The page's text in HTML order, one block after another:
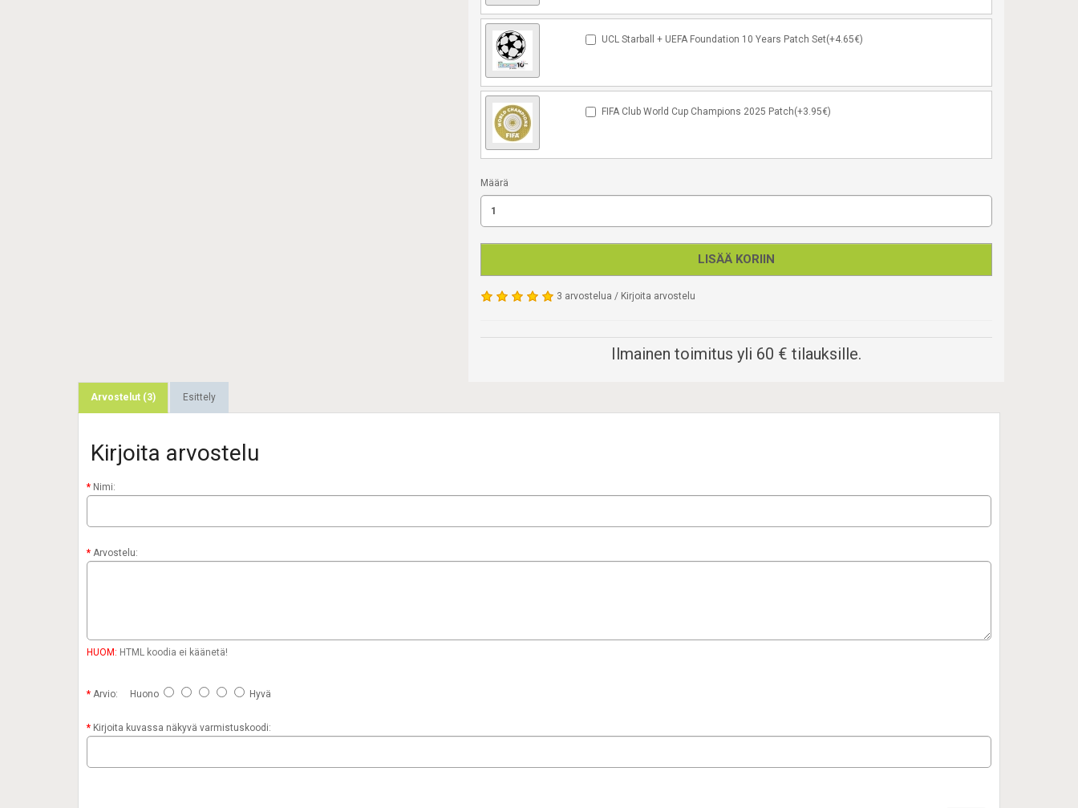
UCL Starball + UEFA Foundation 10 Years Patch Set(+4.65€)
FIFA Club World Cup Champions 2025 Patch(+3.95€)
Määrä
LISÄÄ KORIIN
3 arvostelua / Kirjoita arvostelu
Ilmainen toimitus yli 60 € tilauksille.
Arvostelut (3) Esittely
Kirjoita arvostelu
Nimi:
Arvostelu:
HUOM: HTML koodia ei käänetä!
Arvio: Huono Hyvä
Kirjoita kuvassa näkyvä varmistuskoodi: